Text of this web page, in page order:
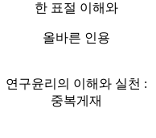
한 표절 이해와
올바른 인용
연구윤리의 이해와 실천 :
중복게재